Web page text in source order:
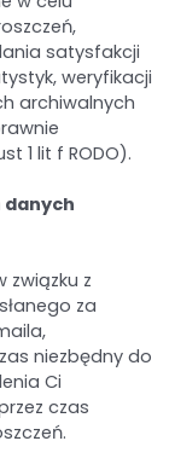
satysfakcji
weryfikacji
archiwalnych
1 lit f RODO).
danych
związku z
za
niezbędny do
Ci
czas